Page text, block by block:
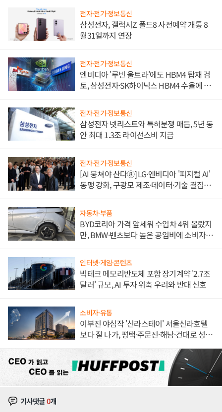
전자·전기·정보통신
삼성전자, 갤럭시Z 폴드8 사전예약 개통 8
월31일까지 연장
전자·전기·정보통신
엔비디아 '루빈 울트라'에도 HBM4 탑재 검
토, 삼성전자·SK하이닉스 HBM4 수율에 주
전자·전기·정보통신
삼성전자 넷리스트와 특허분쟁 매듭, 5년 동
안 최대 1.3조 라이선스비 지급
전자·전기·정보통신
[AI 뭉쳐야 산다⑧] LG·엔비디아 '피지컬 AI'
동맹 강화, 구광모 제조·데이터·기술 결집
자동차·부품
BYD코리아 가격 앞세워 수입차 4위 올랐지
만, BMW·벤츠보다 높은 공임비에 소비자
인터넷·게임·콘텐츠
빅테크 메모리반도체 포함 장기계약 '2.7조
달러' 규모, AI 투자 위축 우려와 반대 신호
소비자·유통
이부진 야심작 '신라스테이' 서울신라호텔
보다 잘 나가, 평택·주문진·해남·건대로 성
기사댓글0개